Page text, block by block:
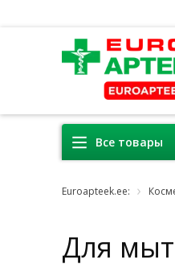
Все товары
Euroapteek.ee:
Для